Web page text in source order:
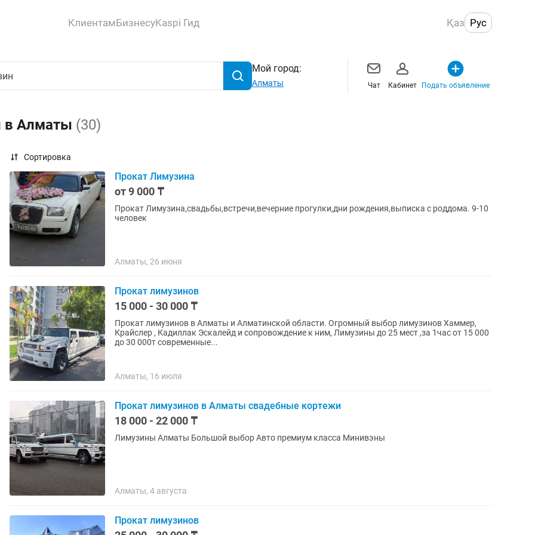
КлиентамБизнесуKaspi Гид Қаз Рус
Мой город:
Алматы Чат Кабинет Подать объявление
в Алматы (30)
Сортировка
Прокат Лимузина
от 9 000 ₸
Прокат Лимузина,свадьбы,встречи,вечерние прогулки,дни рождения,выписка с роддома. 9-10
человек
Алматы, 26 июня
Прокат лимузинов
15 000 - 30 000 ₸
Прокат лимузинов в Алматы и Алматинской области. Огромный выбор лимузинов Хаммер,
Крайслер , Кадиллак Эскалейд и сопровождение к ним, Лимузины до 25 мест ,за 1час от 15 000
до 30 000т современные...
Алматы, 16 июля
Прокат лимузинов в Алматы свадебные кортежи
18 000 - 22 000 ₸
Лимузины Алматы Большой выбор Авто премиум класса Минивэны
Алматы, 4 августа
Прокат лимузинов